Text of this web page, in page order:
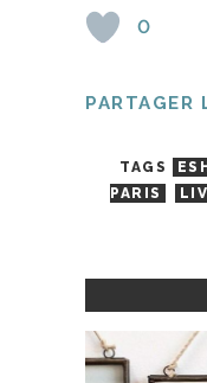
0
PARTAGER
TAGS
PARIS